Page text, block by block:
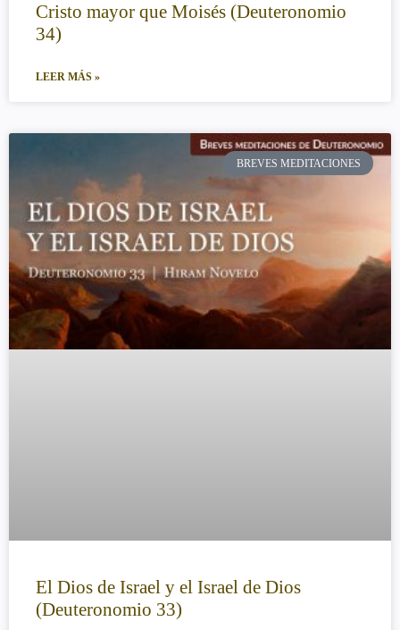
Cristo mayor que Moisés (Deuteronomio
34)
LEER MÁS »
BREVES MEDITACIONES
El Dios de Israel y el Israel de Dios
(Deuteronomio 33)